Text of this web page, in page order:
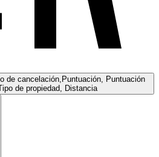
de cancelación,Puntuación, Puntuación
de propiedad, Distancia